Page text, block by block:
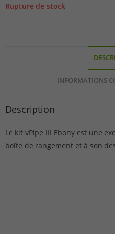
Rupture de stock
INFORMATIONS
Description
Le kit vPipe III Ebony est une
boîte de rangement et à son